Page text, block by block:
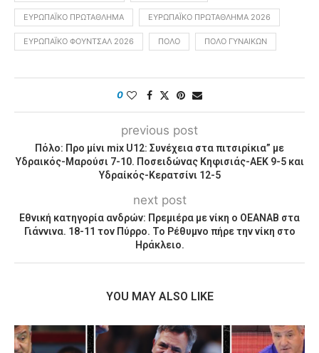
ΕΥΡΩΠΑΪΚΟ ΠΡΩΤΆΘΛΗΜΑ ΕΥΡΩΠΑΪΚΌ ΠΡΩΤΆΘΛΗΜΑ 2026
ΕΥΡΩΠΑΪΚΌ ΦΟΥΝΤΣΆΛ 2026 ΠΌΛΟ ΠΌΛΟ ΓΥΝΑΙΚΏΝ
0
previous post
Πόλο: Προ μίνι mix U12: Συνέχεια στα πιτσιρίκια” με
Υδραικός-Μαρούσι 7-10. Ποσειδώνας Κηφισιάς-ΑΕΚ 9-5 και
Υδραίκός-Κερατσίνι 12-5
next post
Εθνική κατηγορία ανδρών: Πρεμιέρα με νίκη ο ΟΕΑΝΑΒ στα
Γιάννινα. 18-11 τον Πύρρο. Το Ρέθυμνο πήρε την νίκη στο
Ηράκλειο.
YOU MAY ALSO LIKE